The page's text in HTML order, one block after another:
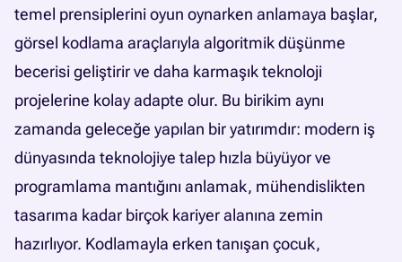
temel prensiplerini oyun oynarken anlamaya başlar,
görsel kodlama araçlarıyla algoritmik düşünme
becerisi geliştirir ve daha karmaşık teknoloji
projelerine kolay adapte olur. Bu birikim aynı
zamanda geleceğe yapılan bir yatırımdır: modern iş
dünyasında teknolojiye talep hızla büyüyor ve
programlama mantığını anlamak, mühendislikten
tasarıma kadar birçok kariyer alanına zemin
hazırlıyor. Kodlamayla erken tanışan çocuk,